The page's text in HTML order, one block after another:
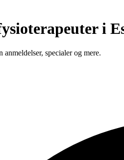
i
anmeldelser, specialer og mere.